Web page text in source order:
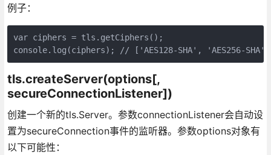
例子：
var ciphers = tls.getCiphers();
console.log(ciphers); // ['AES128-SHA', 'AES256-
tls.createServer(options[,
secureConnectionListener])
创建一个新的tls.Server。参数connectionListener会自动设
置为secureConnection事件的监听器。参数options对象有
以下可能性：